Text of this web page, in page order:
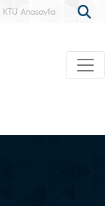
KTÜ Anasayfa